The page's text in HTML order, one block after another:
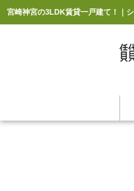
宮崎神宮の3LDK賃貸一戸建て！｜